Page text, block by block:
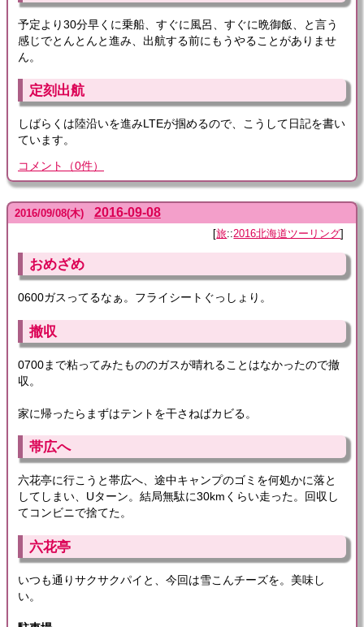
予定より30分早くに乗船、すぐに風呂、すぐに晩御飯、と言う
感じでとんとんと進み、出航する前にもうやることがありませ
ん。
定刻出航
しばらくは陸沿いを進みLTEが掴めるので、こうして日記を書い
ています。
コメント （0件）
2016/09/08(木) 2016-09-08
旅::2016北海道ツーリング
おめざめ
0600ガスってるなぁ。フライシートぐっしょり。
撤収
0700まで粘ってみたもののガスが晴れることはなかったので撤
収。
家に帰ったらまずはテントを干さねばカビる。
帯広へ
六花亭に行こうと帯広へ、途中キャンプのゴミを何処かに落と
してしまい、Uターン。結局無駄に30kmくらい走った。回収し
てコンビニで捨てた。
六花亭
いつも通りサクサクパイと、今回は雪こんチーズを。美味し
い。